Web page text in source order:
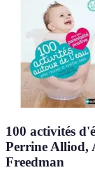
100 activités
Perrine Alliod,
Freedman